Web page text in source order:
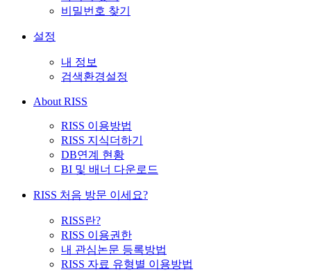
비밀번호 찾기
설정
내 정보
검색환경설정
About RISS
RISS 이용방법
RISS 지식더하기
DB연계 현황
BI 및 배너 다운로드
RISS 처음 방문 이세요?
RISS란?
RISS 이용권한
내 관심논문 등록방법
RISS 자료 유형별 이용방법